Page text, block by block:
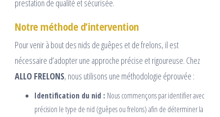
prestation de qualité et sécurisée.
Notre méthode d’intervention
Pour venir à bout des nids de guêpes et de frelons, il est
nécessaire d’adopter une approche précise et rigoureuse. Chez
ALLO FRELONS, nous utilisons une méthodologie éprouvée :
Identification du nid : Nous commençons par identifier avec
précision le type de nid (guêpes ou frelons) afin de déterminer la